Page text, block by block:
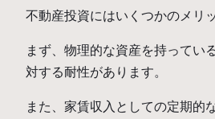
不動産投資にはいくつかのメリ
まず、物理的な資産を持ってい
対する耐性があります。
また、家賃収入としての定期的